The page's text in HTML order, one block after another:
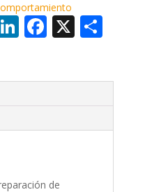
Li
dI
n
F
o
o
X
ar
ti
de